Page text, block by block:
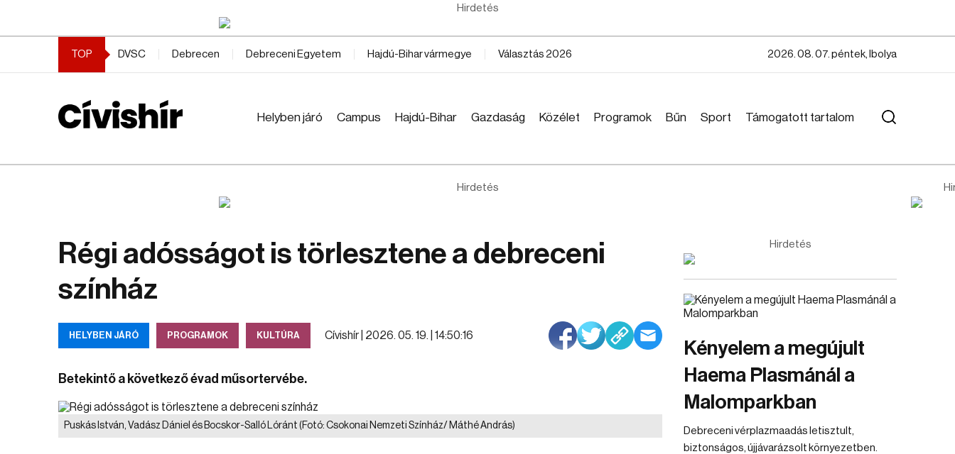
Hirdetés
TOP DVSC Debrecen Debreceni Egyetem Hajdú-Bihar vármegye Választás 2026 2026. 08. 07. péntek, Ibolya
Helyben járó Campus Hajdú-Bihar Gazdaság Közélet Programok Bűn Sport Támogatott tartalom
Hirdetés
Régi adósságot is törlesztene a debreceni
színház
HELYBEN JÁRÓ PROGRAMOK KULTÚRA Cívishír | 2026. 05. 19. | 14:50:16
Betekintő a következő évad műsortervébe.
Puskás István, Vadász Dániel és Bocskor-Salló Lóránt (Fotó: Csokonai Nemzeti Színház/ Máthé András)
Hirdetés
Kényelem a megújult
Haema Plasmánál a
Malomparkban
Debreceni vérplazmaadás letisztult,
biztonságos, újjávarázsolt környezetben.